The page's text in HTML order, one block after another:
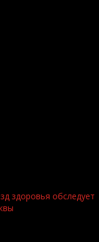
здоровья обследует